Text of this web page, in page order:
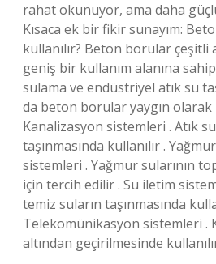
rahat okunuyor, ama daha
Kısaca ek bir fikir sunayım:
kullanılır? Beton borular çeşitli
geniş bir kullanım alanına
sulama ve endüstriyel atık su
da beton borular yaygın olarak
Kanalizasyon sistemleri . Atık
taşınmasında kullanılır .
sistemleri . Yağmur sularının
için tercih edilir . Su iletim
temiz suların taşınmasında
Telekomünikasyon sistemleri .
altından geçirilmesinde